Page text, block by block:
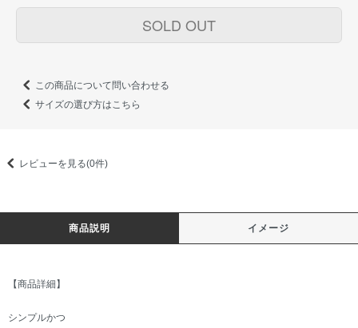
SOLD OUT
この商品について問い合わせる
サイズの選び方はこちら
レビューを見る(0件)
商品説明 イメージ
【商品詳細】
シンプルかつ